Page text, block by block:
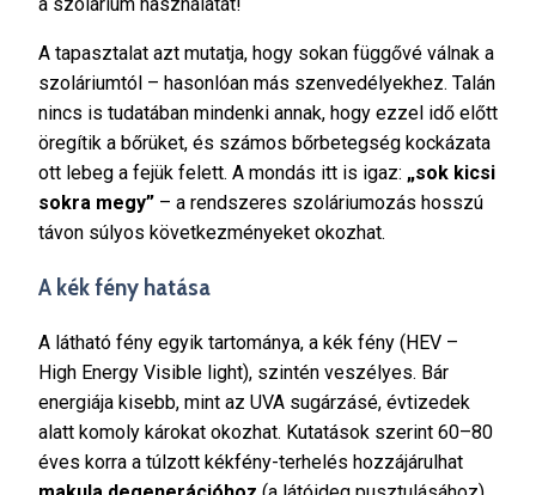
A tapasztalat azt mutatja, hogy sokan függővé válnak a
szoláriumtól – hasonlóan más szenvedélyekhez. Talán
nincs is tudatában mindenki annak, hogy ezzel idő előtt
öregítik a bőrüket, és számos bőrbetegség kockázata
ott lebeg a fejük felett. A mondás itt is igaz: „sok kicsi
sokra megy” – a rendszeres szoláriumozás hosszú
távon súlyos következményeket okozhat.
A kék fény hatása
A látható fény egyik tartománya, a kék fény (HEV –
High Energy Visible light), szintén veszélyes. Bár
energiája kisebb, mint az UVA sugárzásé, évtizedek
alatt komoly károkat okozhat. Kutatások szerint 60–80
éves korra a túlzott kékfény-terhelés hozzájárulhat